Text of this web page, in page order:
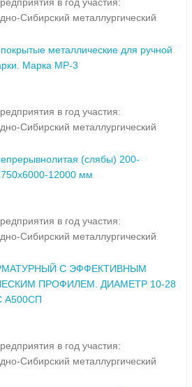
в год участия:
Сибирский металлургический
металлические для ручной
Марка МР-3
в год участия:
Сибирский металлургический
(слябы) 200-
12000 мм
в год участия:
Сибирский металлургический
С ЭФФЕКТИВНЫМ
ПРОФИЛЕМ. ДИАМЕТР 10-28
А500СП
в год участия:
Сибирский металлургический